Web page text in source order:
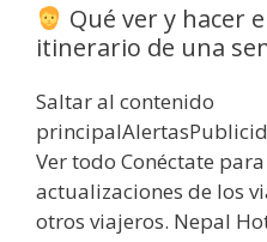
Qué ver y hacer
itinerario de una
Saltar al contenido
Ver todo Conéctate
actualizaciones de los
otros viajeros. Nepal